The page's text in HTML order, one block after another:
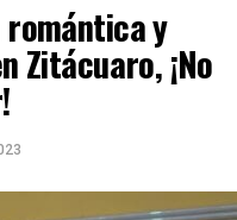
y
Zitácuaro, ¡No